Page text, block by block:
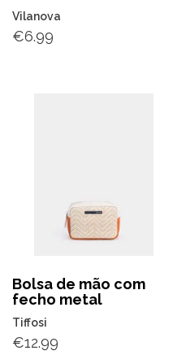
Vilanova
€6.99
Bolsa de mão com
fecho metal
Tiffosi
€12.99